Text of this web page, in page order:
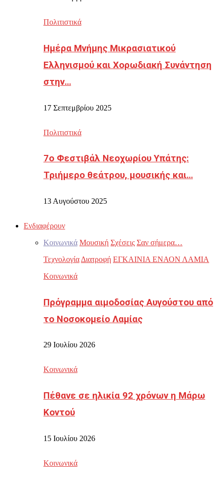
Πολιτιστικά
Ημέρα Μνήμης Μικρασιατικού
Ελληνισμού και Χορωδιακή Συνάντηση
στην…
17 Σεπτεμβρίου 2025
Πολιτιστικά
7ο Φεστιβάλ Νεοχωρίου Υπάτης:
Τριήμερο θεάτρου, μουσικής και…
13 Αυγούστου 2025
Ενδιαφέρουν
Κοινωνικά Μουσική Σχέσεις Σαν σήμερα…
Τεχνολογία Διατροφή ΕΓΚΑΙΝΙΑ ΕΝΑΟΝ ΛΑΜΙΑ
Κοινωνικά
Πρόγραμμα αιμοδοσίας Αυγούστου από
το Νοσοκομείο Λαμίας
29 Ιουλίου 2026
Κοινωνικά
Πέθανε σε ηλικία 92 χρόνων η Μάρω
Κοντού
15 Ιουλίου 2026
Κοινωνικά